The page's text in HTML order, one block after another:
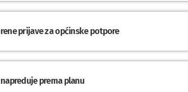
prijave za općinske potpore
prema planu